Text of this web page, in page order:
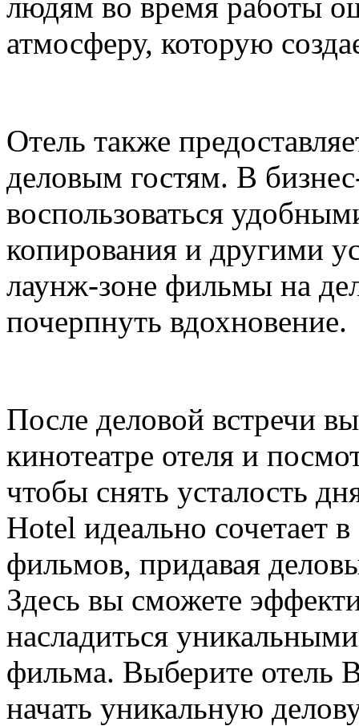
атмосферу, которую
Отель также
деловым гостям. В
воспользоваться
копирования и другими
лаунж-зоне фильмы на
почерпнуть вдохновение.
После деловой встречи
кинотеатре отеля и
чтобы снять усталость
Hotel идеально сочетает
фильмов, придавая
Здесь вы сможете
насладиться
фильма. Выберите отель
начать уникальную